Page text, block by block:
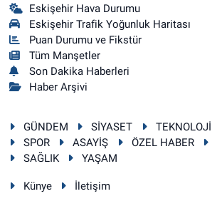
Eskişehir Hava Durumu
Eskişehir Trafik Yoğunluk Haritası
Puan Durumu ve Fikstür
Tüm Manşetler
Son Dakika Haberleri
Haber Arşivi
GÜNDEM SİYASET TEKNOLOJİ
SPOR
ASAYİŞ ÖZEL HABER
SAĞLIK
YAŞAM
Künye İletişim